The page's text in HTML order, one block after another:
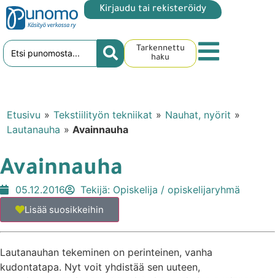
Kirjaudu tai rekisteröidy
Tarkennettu
haku
Etusivu » Tekstiilityön tekniikat » Nauhat, nyörit »
Lautanauha » Avainnauha
Avainnauha
05.12.2016 Tekijä: Opiskelija / opiskelijaryhmä
Lisää suosikkeihin
Lautanauhan tekeminen on perinteinen, vanha
kudontatapa. Nyt voit yhdistää sen uuteen,